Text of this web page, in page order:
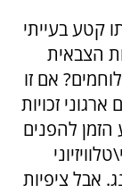
קטע בעייתי
הצבאית
אם זו
זכויות
הזמן להפנים
אבל ציפיות